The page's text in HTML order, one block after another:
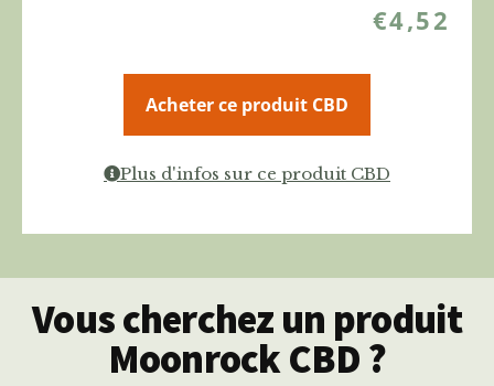
€4,52
Acheter ce produit CBD
Plus d'infos sur ce produit CBD
Vous cherchez un produit
Moonrock CBD ?